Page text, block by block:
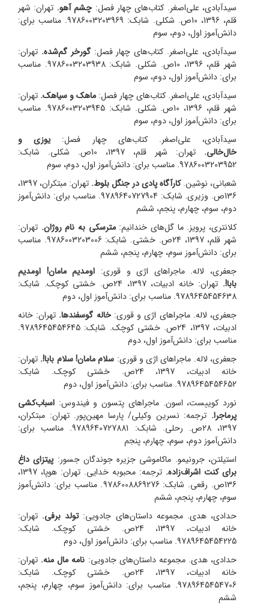
سیدآبادی، علی‌اصغر. کتاب‌های چهار فصل: چشم آهو. تهران: شهر
قلم، 1396، 10ص. شکلی. شابک: 9786003203969. مناسب برای:
دانش‌آموز اول، دوم، سوم
سیدآبادی، علی‌اصغر. کتاب‌های چهار فصل:گورخر گم‌شده. تهران:
شهر قلم، 1396، 10ص. شکلی. شابک: 9786003203938. مناسب
برای: دانش‌آموز اول، دوم، سوم
سیدآبادی، علی‌اصغر. کتاب‌های چهار فصل: ماهک و سیاهک. تهران:
شهر قلم، 1396، 10ص. شکلی. شابک: 9786003203945. مناسب
برای: دانش‌آموز اول، دوم، سوم
سیدآبادی، علی‌اصغر. کتاب‌های چهار فصل: یوزی و
خال‌خالی.
تهران: شهر قلم، 1397، 10ص. شکلی. شابک:
9786003203952. مناسب برای: دانش‌آموز اول، دوم، سوم
شعبانی، نوشین.کارآگاه پادی در جنگل بلوط.
تهران: مبتکران، 1397،
136ص. وزیری. شابک: 9789640727904. مناسب برای: دانش‌آموز
دوم، سوم، چهارم، پنجم، ششم
کلانتری، پرویز. ما گل‌های خندانیم:مترسکی به نام روژان. تهران:
شهر قلم، 1397، 24ص. خشتی. شابک: 9786003203006. مناسب
برای: دانش‌آموز سوم، چهارم، پنجم، ششم
جعفری، لاله. ماجراهای اژی و قوری: اومدیم مامان! اومدیم
بابا!.
تهران: خانه ادبیات، 1397، 24ص. خشتی کوچک. شابک:
9789645454638. مناسب برای: دانش‌آموز اول، دوم
جعفری، لاله. ماجراهای اژی و قوری:خاله گوسفندها. تهران: خانه
ادبیات، 1397، 24ص. خشتی کوچک. شابک: 9789645454645.
مناسب برای: دانش‌آموز اول، دوم
جعفری، لاله. ماجراهای اژی و قوری: سلام مامان! سلام بابا!. تهران:
خانه ادبیات، 1397، 24ص. خشتی کوچک. شابک:
9789645454652. مناسب برای: دانش‌آموز اول، دوم
نورد کوییست، اسون. ماجراهای پتسون و فیندوس: اسباب‌کشی
پر‌ماجرا. ترجمه: نسرین وکیلی/ پارسا مهین‌پور. تهران: مبتکران،
1397، 28ص. رحلی. شابک: 9789640727881. مناسب برای:
دانش‌آموز دوم، سوم، چهارم، پنجم
استیلتن، جرونیمو. ماکاموشی جزیره جوندگان جسور: پیتزای داغ
برای کنت اشراف‌زاده. ترجمه: محبوبه خدایی.
تهران: هوپا، 1397،
136ص. رقعی. شابک: 9786008869276. مناسب برای: دانش‌آموز
سوم، چهارم، پنجم، ششم
حدادی، هدی. مجموعه داستان‌های جادویی:تولد برفی. تهران:
خانه ادبیات، 1397، 24ص. خشتی کوچک. شابک:
9789645454225. مناسب برای: دانش‌آموز اول، دوم
حدادی، هدی. مجموعه داستان‌های جادویی: نامه مال منه. تهران:
خانه ادبیات، 1397، 24ص. خشتی کوچک. شابک:
9789645454706. مناسب برای: دانش‌آموز سوم، چهارم، پنجم،
ششم